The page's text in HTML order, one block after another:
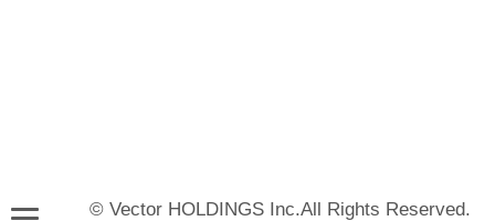
© Vector HOLDINGS Inc.All Rights Reserved.